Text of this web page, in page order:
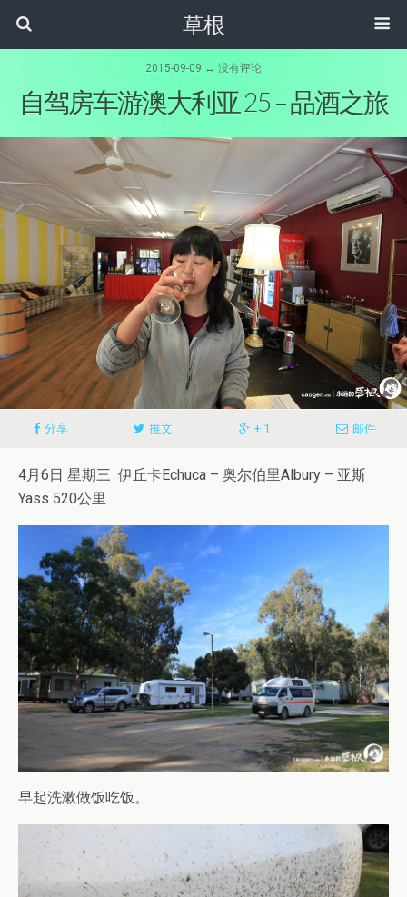
草根
2015-09-09 ↔ 没有评论
自驾房车游澳大利亚 25 – 品酒之旅
分享 推文 + 1 邮件
4月6日 星期三 伊丘卡Echuca – 奥尔伯里Albury – 亚斯
Yass 520公里
早起洗漱做饭吃饭。